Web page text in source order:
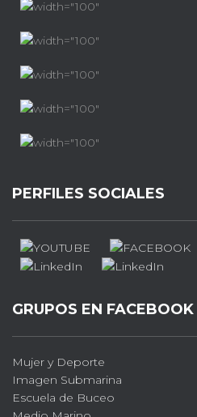
PERFILES SOCIALES
GRUPOS EN FACEBOOK
Mujer y Deporte
Imagen Submarina
Escuela de Buceo